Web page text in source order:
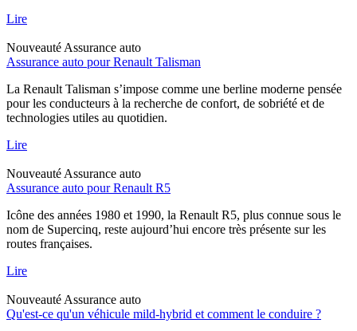
Lire
Nouveauté Assurance auto
Assurance auto pour Renault Talisman
La Renault Talisman s’impose comme une berline moderne pensée
pour les conducteurs à la recherche de confort, de sobriété et de
technologies utiles au quotidien.
Lire
Nouveauté Assurance auto
Assurance auto pour Renault R5
Icône des années 1980 et 1990, la Renault R5, plus connue sous le
nom de Supercinq, reste aujourd’hui encore très présente sur les
routes françaises.
Lire
Nouveauté Assurance auto
Qu'est-ce qu'un véhicule mild-hybrid et comment le conduire ?